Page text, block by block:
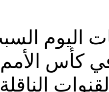
2026 في كأس الأمم
الناقلة